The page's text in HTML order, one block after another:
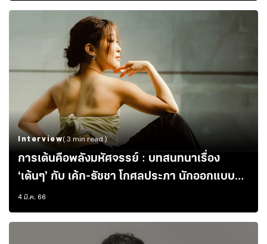
Interview( 3 min read )
การเต้นคือพลังมหัศจรรย์ : บทสนทนาเรื่อง
‘เต้นๆ’ กับ เค้ก-ธัชชา โกศลประภา นักออกแบบท่า
เต้นและครูสอนเต้น
4 มี.ค. 66